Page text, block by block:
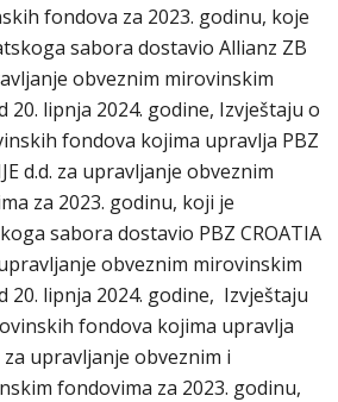
fondova za 2023. godinu, koje
sabora dostavio Allianz ZB
obveznim mirovinskim
20. lipnja 2024. godine, Izvještaju o
fondova kojima upravlja PBZ
d.d. za upravljanje obveznim
za 2023. godinu, koji je
sabora dostavio PBZ CROATIA
upravljanje obveznim mirovinskim
20. lipnja 2024. godine, Izvještaju
fondova kojima upravlja
za upravljanje obveznim i
fondovima za 2023. godinu,